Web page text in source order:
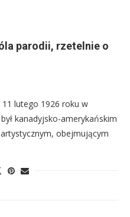
parodii, rzetelnie o
lutego 1926 roku w
kanadyjsko-amerykańskim
obejmującym